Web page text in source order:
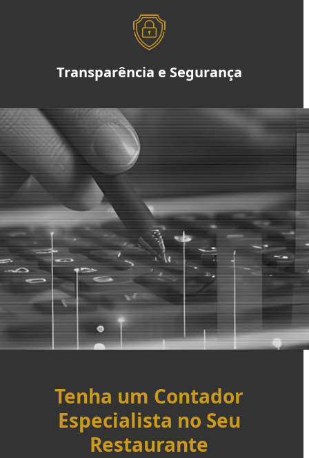
Transparência e Segurança
Tenha um Contador
Especialista no Seu
Restaurante